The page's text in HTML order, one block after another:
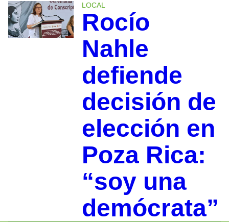
LOCAL
Rocío
Nahle
defiende
decisión de
elección en
Poza Rica:
“soy una
demócrata”